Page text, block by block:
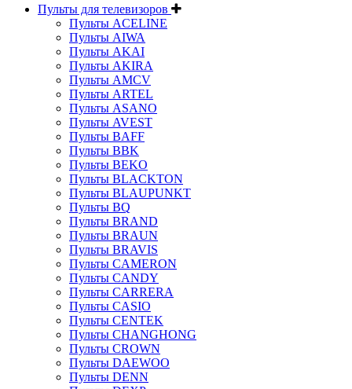
Пульты для телевизоров
Пульты ACELINE
Пульты AIWA
Пульты AKAI
Пульты AKIRA
Пульты AMCV
Пульты ARTEL
Пульты ASANO
Пульты AVEST
Пульты BAFF
Пульты BBK
Пульты BEKO
Пульты BLACKTON
Пульты BLAUPUNKT
Пульты BQ
Пульты BRAND
Пульты BRAUN
Пульты BRAVIS
Пульты CAMERON
Пульты CANDY
Пульты CARRERA
Пульты CASIO
Пульты CENTEK
Пульты CHANGHONG
Пульты CROWN
Пульты DAEWOO
Пульты DENN